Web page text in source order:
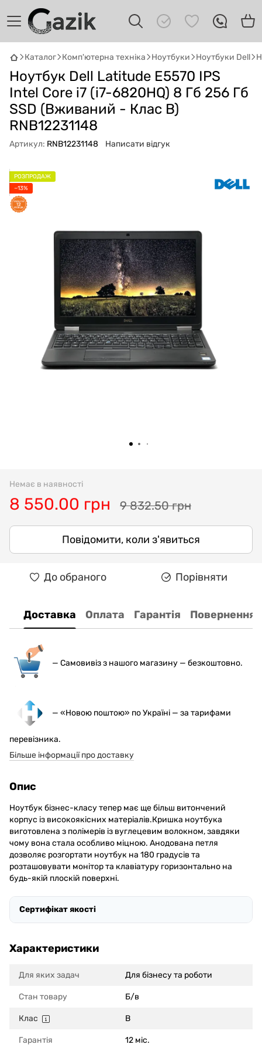
Каталог Комп'ютерна техніка Ноутбуки Ноутбуки Dell
Ноутбук Dell Latitude E5570 IPS
Intel Core i7 (i7-6820HQ) 8 Гб 256 Гб
SSD (Вживаний - Клас B)
RNB12231148
Артикул: RNB12231148 Написати відгук
РОЗПРОДАЖ
−13%
Немає в наявності
8 550.00 грн 9 832.50 грн
Повідомити, коли з'явиться
До обраного Порівняти
Доставка Оплата Гарантія Повернення
— Самовивіз з нашого магазину — безкоштовно.
— «Новою поштою» по Україні — за тарифами
перевізника.
Більше інформації про доставку
Опис
Ноутбук бізнес-класу тепер має ще більш витончений
корпус із високоякісних матеріалів.Кришка ноутбука
виготовлена з полімерів із вуглецевим волокном, завдяки
чому вона стала особливо міцною. Анодована петля
дозволяє розгортати ноутбук на 180 градусів та
розташовувати монітор та клавіатуру горизонтально на
будь-якій плоскій поверхні.
Сертифікат якості
Характеристики
Для яких задач Для бізнесу та роботи
Стан товару Б/в
Клас B
Гарантія 12 міс.
GAZIK AI
Онлайн · пошук техніки
Привіт! 👋 Я Gazik AI — допоможу
підібрати вживану комп'ютерну техніку.
Що шукаєш?